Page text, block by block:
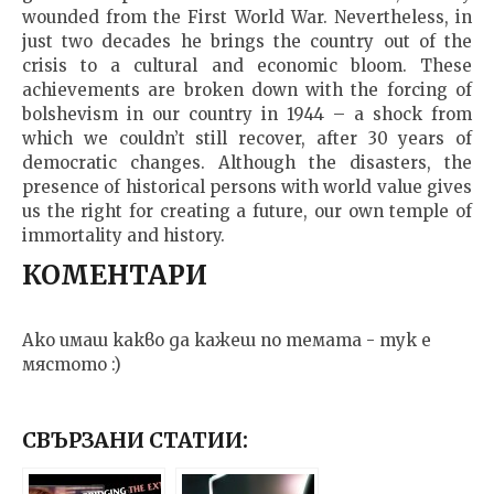
wounded from the First World War. Nevertheless, in
just two decades he brings the country out of the
crisis to a cultural and economic bloom. These
achievements are broken down with the forcing of
bolshevism in our country in 1944 – a shock from
which we couldn’t still recover, after 30 years of
democratic changes. Although the disasters, the
presence of historical persons with world value gives
us the right for creating a future, our own temple of
immortality and history.
КОМЕНТАРИ
Ако имаш какво да кажеш по темата - тук е
мястото :)
СВЪРЗАНИ СТАТИИ: